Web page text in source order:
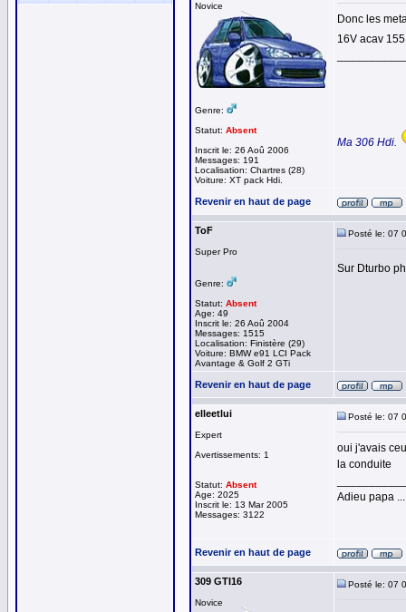
Novice
Genre:
Statut: Absent
Inscrit le: 26 Aoû 2006
Messages: 191
Localisation: Chartres (28)
Voiture: XT pack Hdi.
Donc les
16V acav
Ma 306 Hdi.
Revenir en haut de page
ToF
Super Pro
Genre:
Statut: Absent
Age: 49
Inscrit le: 26 Aoû 2004
Messages: 1515
Localisation: Finistère (29)
Voiture: BMW e91 LCI Pack
Avantage & Golf 2 GTi
Posté le: 07
Sur Dturbo
Revenir en haut de page
elleetlui
Expert
Avertissements: 1
Statut: Absent
Age: 2025
Inscrit le: 13 Mar 2005
Messages: 3122
Posté le: 07
oui j'avais
la conduite
Adieu papa ...
Revenir en haut de page
309 GTI16
Novice
Posté le: 07